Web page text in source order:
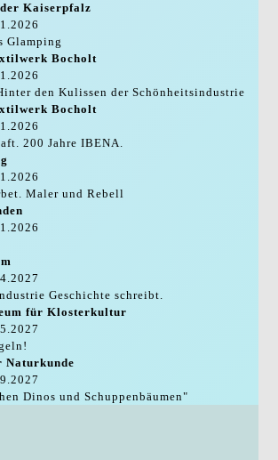
Kaiserpfalz
Glamping
Bocholt
den Kulissen der Schönheitsindustrie
Bocholt
200 Jahre IBENA.
Maler und Rebell
Geschichte schreibt.
für Klosterkultur
Naturkunde
Dinos und Schuppenbäumen"